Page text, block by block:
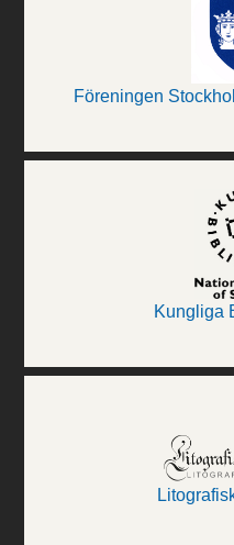
Föreningen
Kungliga